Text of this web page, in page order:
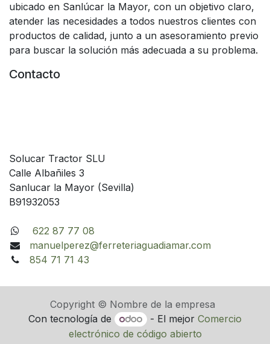
ubicado en Sanlúcar la Mayor, con un objetivo claro,
atender las necesidades a todos nuestros clientes con
productos de calidad, junto a un asesoramiento previo
para buscar la solución más adecuada a su problema.
Contacto
Solucar Tractor SLU
Calle Albañiles 3
Sanlucar la Mayor (Sevilla)
B91932053
622 87 77 08
manuelperez@ferreteriaguadiamar.com
854 71 71 43
Copyright © Nombre de la empresa
Con tecnología de
- El mejorComercio
electrónico de código abierto